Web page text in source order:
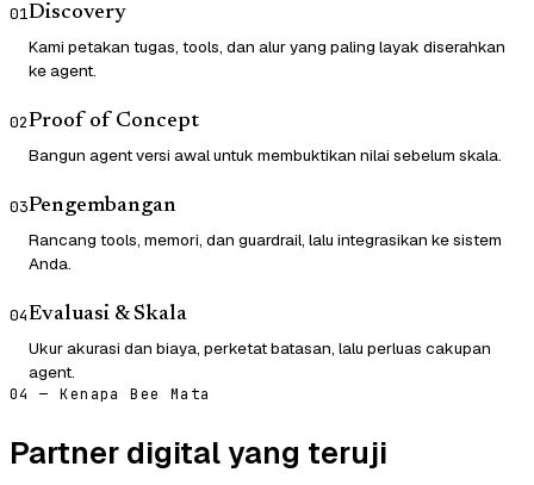
01Discovery
Kami petakan tugas, tools, dan alur yang paling layak diserahkan
ke agent.
02Proof of Concept
Bangun agent versi awal untuk membuktikan nilai sebelum skala.
03Pengembangan
Rancang tools, memori, dan guardrail, lalu integrasikan ke sistem
Anda.
04Evaluasi & Skala
Ukur akurasi dan biaya, perketat batasan, lalu perluas cakupan
agent.
04 — Kenapa Bee Mata
Partner digital yang teruji